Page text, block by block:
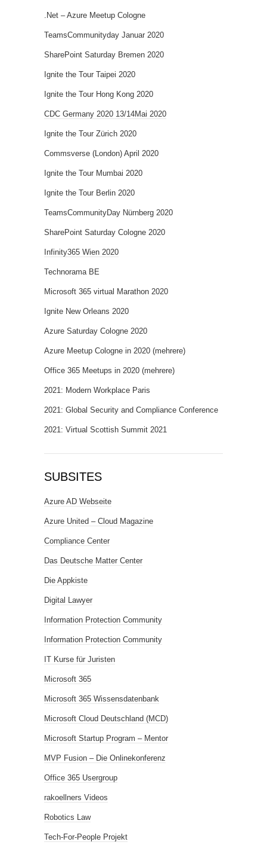
.Net – Azure Meetup Cologne
TeamsCommunityday Januar 2020
SharePoint Saturday Bremen 2020
Ignite the Tour Taipei 2020
Ignite the Tour Hong Kong 2020
CDC Germany 2020 13/14Mai 2020
Ignite the Tour Zürich 2020
Commsverse (London) April 2020
Ignite the Tour Mumbai 2020
Ignite the Tour Berlin 2020
TeamsCommunityDay Nürnberg 2020
SharePoint Saturday Cologne 2020
Infinity365 Wien 2020
Technorama BE
Microsoft 365 virtual Marathon 2020
Ignite New Orleans 2020
Azure Saturday Cologne 2020
Azure Meetup Cologne in 2020 (mehrere)
Office 365 Meetups in 2020 (mehrere)
2021: Modern Workplace Paris
2021: Global Security and Compliance Conference
2021: Virtual Scottish Summit 2021
SUBSITES
Azure AD Webseite
Azure United – Cloud Magazine
Compliance Center
Das Deutsche Matter Center
Die Appkiste
Digital Lawyer
Information Protection Community
Information Protection Community
IT Kurse für Juristen
Microsoft 365
Microsoft 365 Wissensdatenbank
Microsoft Cloud Deutschland (MCD)
Microsoft Startup Program – Mentor
MVP Fusion – Die Onlinekonferenz
Office 365 Usergroup
rakoellners Videos
Robotics Law
Tech-For-People Projekt